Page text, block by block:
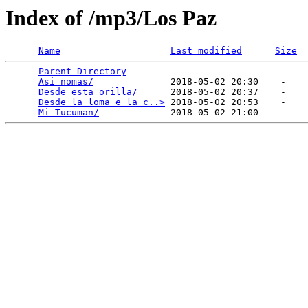
Index of /mp3/Los Paz
Name Last modified Size
Parent Directory
                             -
Asi nomas/
              2018-05-02 20:30    -
Desde esta orilla/
      2018-05-02 20:37    -
Desde la loma e la c..> 2018-05-02 20:53    -
Mi Tucuman/